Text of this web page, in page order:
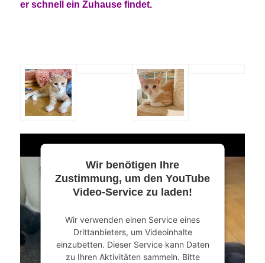
er schnell ein Zuhause findet.
Wir benötigen Ihre
Zustimmung, um den YouTube
Video-Service zu laden!
Wir verwenden einen Service eines
Drittanbieters, um Videoinhalte
einzubetten. Dieser Service kann Daten
zu Ihren Aktivitäten sammeln. Bitte